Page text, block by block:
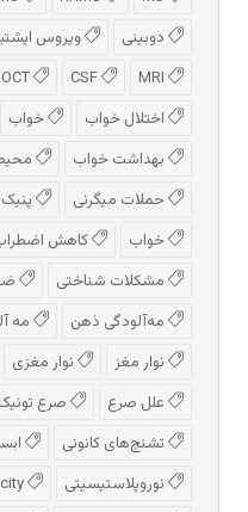
دوبینی
ویروس
اختلال خواب
خواب
بهداشت خواب
حملات میگرنی
پنیک
خواب
کاهش
مشکلات شناختی
مه‌آلودگی ذهن
مه‌
نوار مغز
نوار مغزی
علل صرع
صرع
تشنج‌های کانونی
نوروپلاستیسیتی